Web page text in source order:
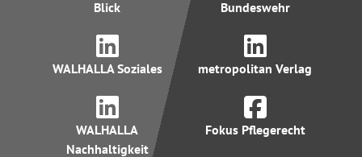
Blick
Bundeswehr
WALHALLA Soziales metropolitan Verlag
WALHALLA
Nachhaltigkeit
Fokus Pflegerecht